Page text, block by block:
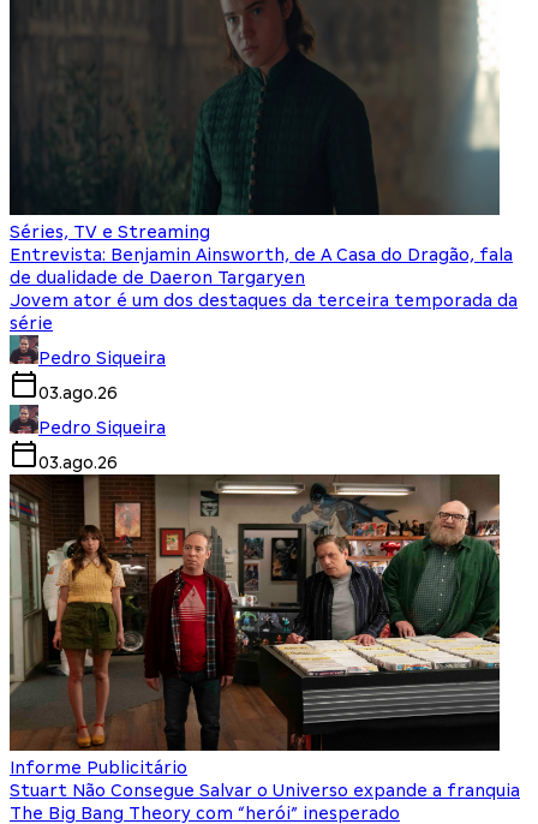
Séries, TV e Streaming
Entrevista: Benjamin Ainsworth, de A Casa do Dragão, fala
de dualidade de Daeron Targaryen
Jovem ator é um dos destaques da terceira temporada da
série
Pedro Siqueira
03.ago.26
Pedro Siqueira
03.ago.26
Informe Publicitário
Stuart Não Consegue Salvar o Universo expande a franquia
The Big Bang Theory com “herói” inesperado